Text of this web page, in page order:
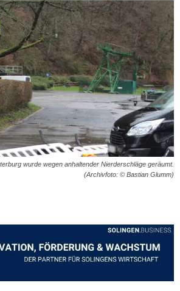
wurde wegen anhaltender Nierderschläge geräumt.
(Archivfoto: © Bastian Glumm)